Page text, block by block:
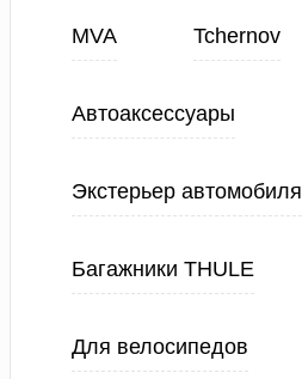
MVA Tchernov
Автоаксессуары
Экстерьер автомобиля
Багажники THULE
Для велосипедов